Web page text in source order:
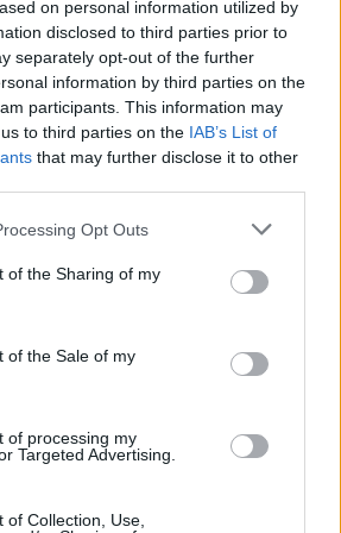
on personal information utilized by
disclosed to third parties prior to
separately opt-out of the further
information by third parties on the
participants. This information may
to third parties on the IAB’s List of
that may further disclose it to other
app uses one or more Google
or usage behaviour. You may click to
to Google and its third-party tags to
specified purposes in below Google
Opt Outs
of the Sharing of my
of the Sale of my
of processing my
Targeted Advertising.
of Collection, Use,
imázst erősítse. Nagy
érő, Nemzet Csótánya feliratú
magát retinánkba.
Amikor 1980-ban a
meglovagolva vagy inkább
összehozott egy teljesen új
elemével együtt tette elénk.
Az idealisztikus,
a csúcsra repítették az
az énekesnő kiválásával a
tupírozott hajak,
Kell ennél jobb
szürkeségből?
Neoton Famílianem sok teret
az eurodiszkó német
kelléktár 2.0-ás,